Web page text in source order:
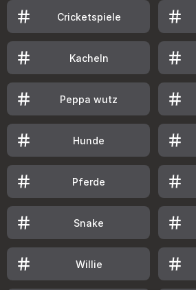
Cricketspiele
Kacheln
Peppa wutz
Hunde
Pferde
Snake
Willie